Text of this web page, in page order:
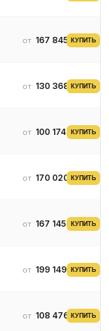
от 167 845 ₽КУПИТЬ
от 130 368 ₽КУПИТЬ
от 100 174 ₽КУПИТЬ
от 170 020 ₽КУПИТЬ
от 167 145 ₽КУПИТЬ
от 199 149 ₽КУПИТЬ
от 108 476 ₽КУПИТЬ